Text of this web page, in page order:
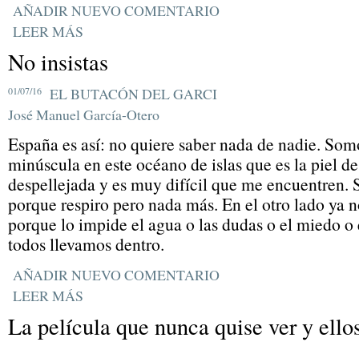
AÑADIR NUEVO COMENTARIO
LEER MÁS
No insistas
01/07/16
EL BUTACÓN DEL GARCI
José Manuel García-Otero
España es así: no quiere saber nada de nadie.
minúscula en este océano de islas que es la piel
despellejada y es muy difícil que me encuentren.
porque respiro pero nada más. En el otro lado ya
porque lo impide el agua o las dudas o el miedo
todos llevamos dentro.
AÑADIR NUEVO COMENTARIO
LEER MÁS
La película que nunca quise ver y